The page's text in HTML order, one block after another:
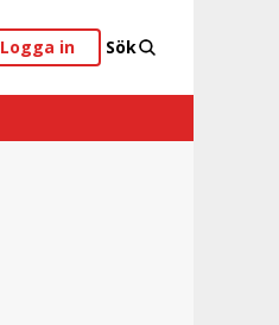
Logga in Sök